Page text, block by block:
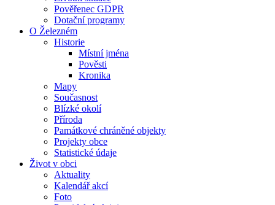
Pověřenec GDPR
Dotační programy
O Železném
Historie
Místní jména
Pověsti
Kronika
Mapy
Současnost
Blízké okolí
Příroda
Památkové chráněné objekty
Projekty obce
Statistické údaje
Život v obci
Aktuality
Kalendář akcí
Foto